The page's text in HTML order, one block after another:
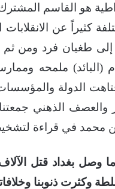
هو القاسم
كثيراً عن
إلى طغيان فرد ومن
(البائد) ملمحه
الدولة
الذهني جمعتنا
محمد في قراءة
بغداد قتل
وكثرت ذنوبنا